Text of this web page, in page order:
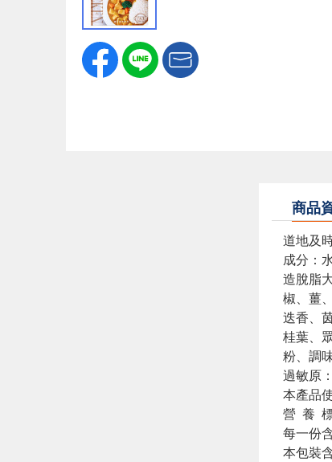
商品
道地及
成分：
造脫脂
椒、薑
迭香、
桂葉、
粉、調
過敏原
本產品
營 養
每一份
本包裝